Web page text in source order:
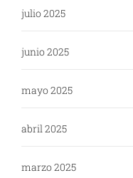
julio 2025
junio 2025
mayo 2025
abril 2025
marzo 2025